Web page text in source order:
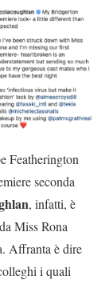
Featherington
seconda
, infatti, è
Miss Rona
Affranta è dire
i quali